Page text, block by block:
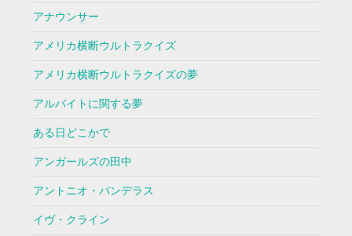
アナウンサー
アメリカ横断ウルトラクイズ
アメリカ横断ウルトラクイズの夢
アルバイトに関する夢
ある日どこかで
アンガールズの田中
アントニオ・バンデラス
イヴ・クライン